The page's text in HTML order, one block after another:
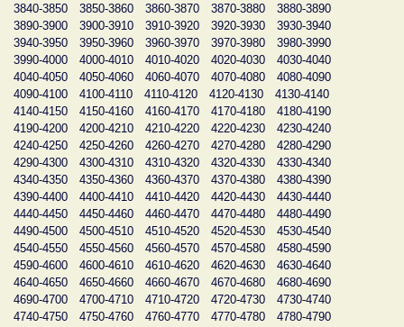
3840-3850
3850-3860 3860-3870 3870-3880
3880-3890
3890-3900
3900-3910 3910-3920 3920-3930
3930-3940
3940-3950
3950-3960 3960-3970 3970-3980
3980-3990
3990-4000
4000-4010 4010-4020 4020-4030
4030-4040
4040-4050
4050-4060 4060-4070 4070-4080
4080-4090
4090-4100
4100-4110 4110-4120 4120-4130
4130-4140
4140-4150
4150-4160 4160-4170 4170-4180
4180-4190
4190-4200
4200-4210 4210-4220 4220-4230
4230-4240
4240-4250
4250-4260 4260-4270 4270-4280
4280-4290
4290-4300
4300-4310 4310-4320 4320-4330
4330-4340
4340-4350
4350-4360 4360-4370 4370-4380
4380-4390
4390-4400
4400-4410 4410-4420 4420-4430
4430-4440
4440-4450
4450-4460 4460-4470 4470-4480
4480-4490
4490-4500
4500-4510 4510-4520 4520-4530
4530-4540
4540-4550
4550-4560 4560-4570 4570-4580
4580-4590
4590-4600
4600-4610 4610-4620 4620-4630
4630-4640
4640-4650
4650-4660 4660-4670 4670-4680
4680-4690
4690-4700
4700-4710 4710-4720 4720-4730
4730-4740
4740-4750
4750-4760 4760-4770 4770-4780
4780-4790